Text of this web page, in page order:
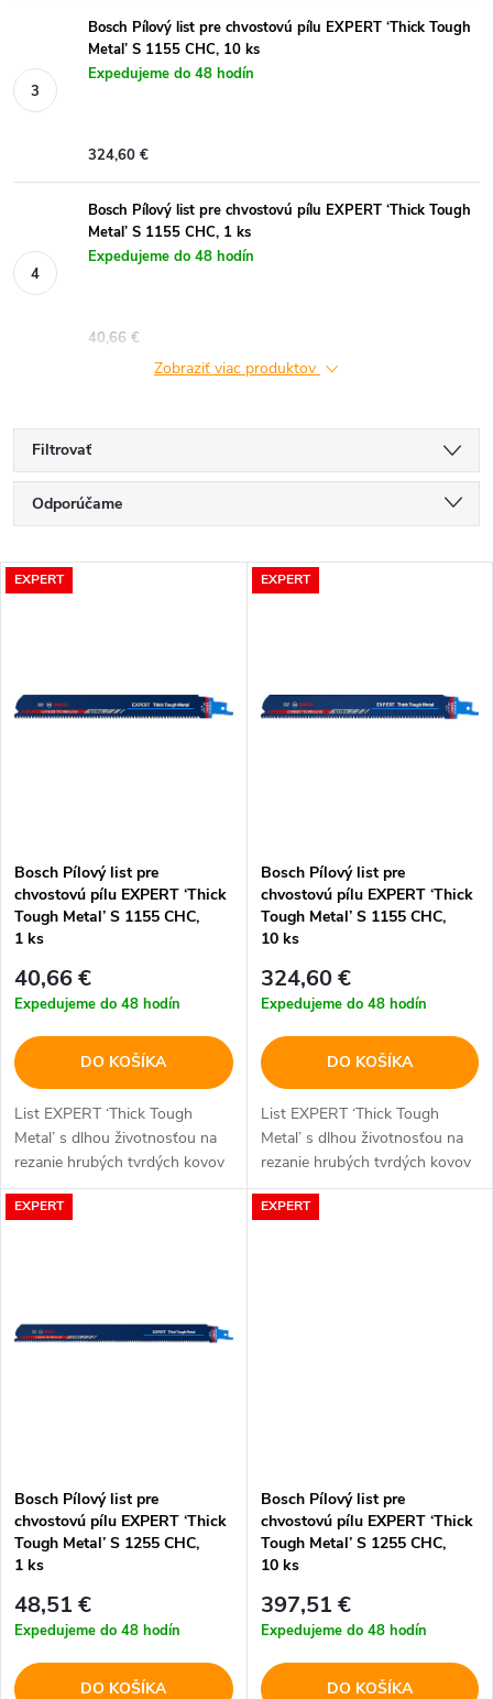
Bosch Pílový list pre chvostovú pílu EXPERT ‘Thick Tough
Metal’ S 1155 CHC, 10 ks
Expedujeme do 48 hodín
324,60 €
Bosch Pílový list pre chvostovú pílu EXPERT ‘Thick Tough
Metal’ S 1155 CHC, 1 ks
Expedujeme do 48 hodín
40,66 €
Zobraziť viac produktov
Filtrovať
R
a
n
p
r
o
d
u
k
t
v
Odporúčame
Najdrahšie
V
p
p
r
o
d
u
k
t
EXPERT
Bosch Pílový list pre
chvostovú pílu EXPERT ‘Thick
Tough Metal’ S 1155 CHC,
1 ks
40,66 €
Expedujeme do 48 hodín
DO KOŠÍKA
List EXPERT ‘Thick Tough
Metal’ s dlhou životnosťou na
rezanie hrubých tvrdých kovov
EXPERT
Bosch Pílový list pre
chvostovú pílu EXPERT ‘Thick
Tough Metal’ S 1155 CHC,
10 ks
324,60 €
Expedujeme do 48 hodín
DO KOŠÍKA
List EXPERT ‘Thick Tough
Metal’ s dlhou životnosťou na
rezanie hrubých tvrdých kovov
EXPERT
Bosch Pílový list pre
chvostovú pílu EXPERT ‘Thick
Tough Metal’ S 1255 CHC,
1 ks
48,51 €
Expedujeme do 48 hodín
DO KOŠÍKA
EXPERT
Bosch Pílový list pre
chvostovú pílu EXPERT ‘Thick
Tough Metal’ S 1255 CHC,
10 ks
397,51 €
Expedujeme do 48 hodín
DO KOŠÍKA